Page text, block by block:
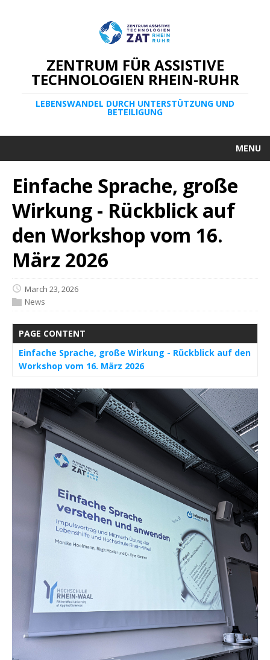
ZENTRUM FÜR ASSISTIVE
TECHNOLOGIEN RHEIN-RUHR
LEBENSWANDEL DURCH UNTERSTÜTZUNG UND
BETEILIGUNG
MENU
Einfache Sprache, große
Wirkung - Rückblick auf
den Workshop vom 16.
März 2026
March 23, 2026
News
PAGE CONTENT
Einfache Sprache, große Wirkung - Rückblick auf den
Workshop vom 16. März 2026